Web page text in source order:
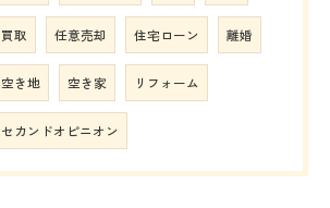
買取 任意売却 住宅ローン 離婚
空き地 空き家 リフォーム
セカンドオピニオン